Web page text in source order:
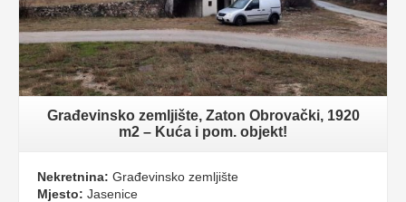
Građevinsko zemljište, Zaton Obrovački, 1920
m2 – Kuća i pom. objekt!
Nekretnina: Građevinsko zemljište
Mjesto: Jasenice